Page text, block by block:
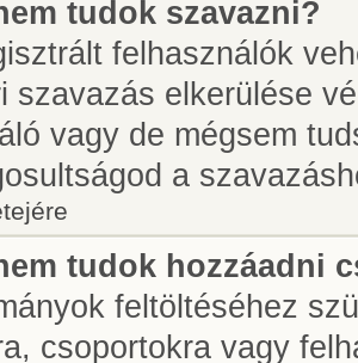
tudok szavazni?
felhasználók
szavazás elkerülése
vagy de mégsem
a
tudok hozzáadni
feltöltéséhez
csoportokra vagy